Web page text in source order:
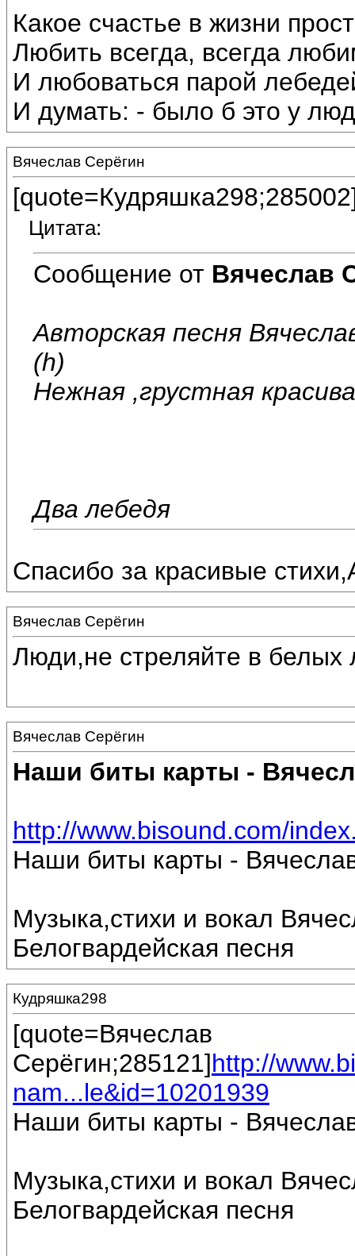
Какое счастье в жизни
Любить всегда, всегда
И любоваться парой
И думать: - было б это у
Вячеслав Серёгин
Цитата:
Сообщение от Вячеслав
Авторская песня
(h)
Нежная ,грустная
Два лебедя
Спасибо за красивые
Вячеслав Серёгин
Люди,не стреляйте в белых
Вячеслав Серёгин
Наши биты карты -
http://www.bisound.com/
Наши биты карты -
Музыка,стихи и вокал
Белогвардейская песня
Кудряшка298
[quote=Вячеслав
Серёгин;285121]http://
nam...le&id=10201939
Наши биты карты -
Музыка,стихи и вокал
Белогвардейская песня